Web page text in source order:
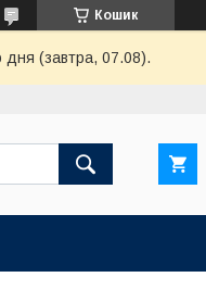
Кошик
дня (завтра, 07.08).